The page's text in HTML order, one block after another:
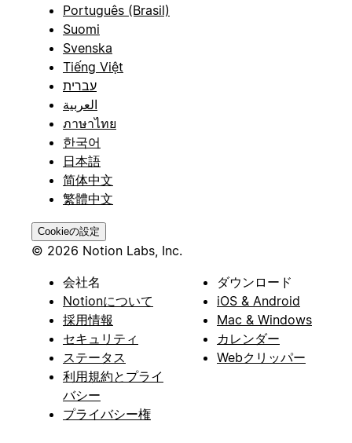
Português (Brasil)
Suomi
Svenska
Tiếng Việt
עברית
العربية
ภาษาไทย
한국어
日本語
简体中文
繁體中文
Cookieの設定
© 2026 Notion Labs, Inc.
会社名
Notionについて
採用情報
セキュリティ
ステータス
利用規約とプライ
バシー
プライバシー権
ダウンロード
iOS & Android
Mac & Windows
カレンダー
Webクリッパー